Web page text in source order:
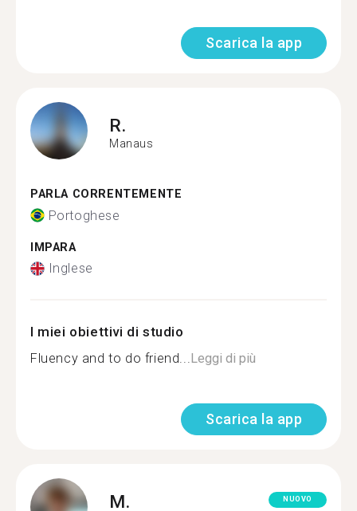
Scarica la app
R.
Manaus
PARLA CORRENTEMENTE
Portoghese
IMPARA
Inglese
I miei obiettivi di studio
Fluency and to do friend...Leggi di più
Scarica la app
M. NUOVO